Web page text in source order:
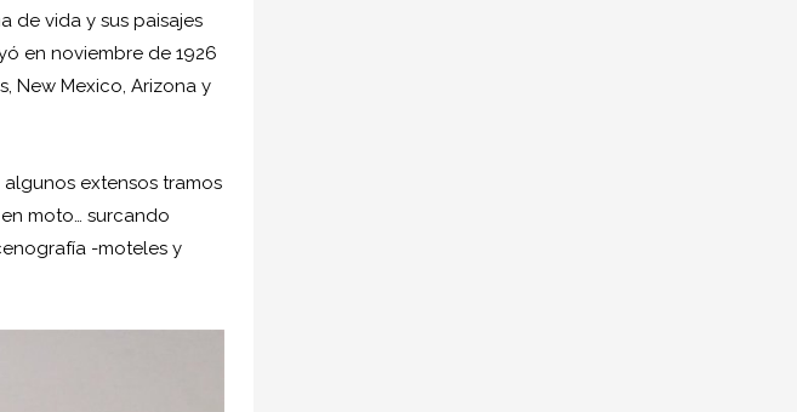
de vida y sus paisajes
en noviembre de 1926
New Mexico, Arizona y
extensos tramos
moto… surcando
-moteles y